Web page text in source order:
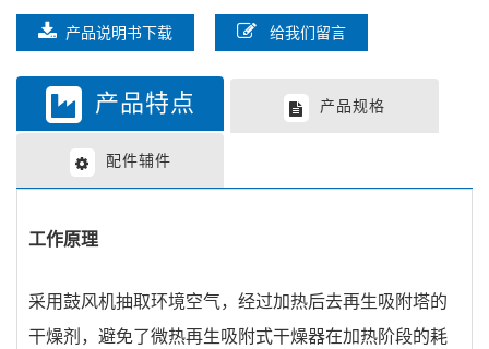
产品说明书下载 给我们留言
产品特点 产品规格
配件辅件
工作原理
采用鼓风机抽取环境空气，经过加热后去再生吸附塔的
干燥剂，避免了微热再生吸附式干燥器在加热阶段的耗